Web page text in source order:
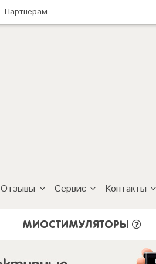
Партнерам
Отзывы Сервис Контакты
МИОСТИМУЛЯТОРЫ